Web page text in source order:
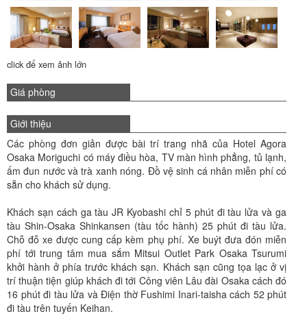
click để xem ảnh lớn
Giá phòng
Giới thiệu
Các phòng đơn giản được bài trí trang nhã của Hotel Agora
Osaka Moriguchi có máy điều hòa, TV màn hình phẳng, tủ lạnh,
ấm đun nước và trà xanh nóng. Đồ vệ sinh cá nhân miễn phí có
sẵn cho khách sử dụng.
Khách sạn cách ga tàu JR Kyobashi chỉ 5 phút đi tàu lửa và ga
tàu Shin-Osaka Shinkansen (tàu tốc hành) 25 phút đi tàu lửa.
Chỗ đỗ xe được cung cấp kèm phụ phí. Xe buýt đưa đón miễn
phí tới trung tâm mua sắm Mitsui Outlet Park Osaka Tsurumi
khởi hành ở phía trước khách sạn. Khách sạn cũng tọa lạc ở vị
trí thuận tiện giúp khách đi tới Công viên Lâu đài Osaka cách đó
16 phút đi tàu lửa và Điện thờ Fushimi Inari-taisha cách 52 phút
đi tàu trên tuyến Keihan.